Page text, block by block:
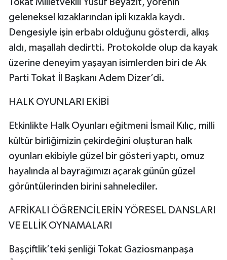
Tokat Milletvekili Yusuf Beyazıt, yörenin
geleneksel kızaklarından ipli kızakla kaydı.
Dengesiyle işin erbabı olduğunu gösterdi, alkış
aldı, maşallah dedirtti. Protokolde olup da kayak
üzerine deneyim yaşayan isimlerden biri de Ak
Parti Tokat İl Başkanı Adem Dizer’di.
HALK OYUNLARI EKİBİ
Etkinlikte Halk Oyunları eğitmeni İsmail Kılıç, milli
kültür birliğimizin çekirdeğini oluşturan halk
oyunları ekibiyle güzel bir gösteri yaptı, omuz
hayalında al bayrağımızı açarak günün güzel
görüntülerinden birini sahnelediler.
AFRİKALI ÖĞRENCİLERİN YÖRESEL DANSLARI
VE ELLİK OYNAMALARI
Başçiftlik’teki şenliği Tokat Gaziosmanpaşa